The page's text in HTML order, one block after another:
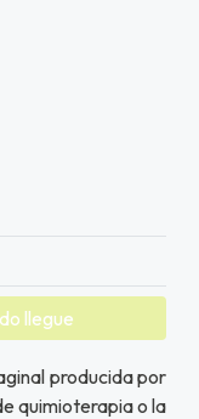
llegue
producida por
quimioterapia o la